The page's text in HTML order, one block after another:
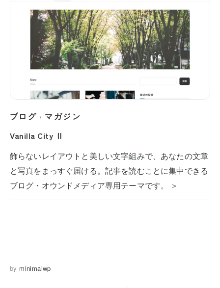
ブログ / マガジン
Vanilla City Ⅱ
飾らないレイアウトと美しい文字組みで、あなたの文章
と写真をまっすぐ届ける。記事を読むことに集中できる
ブログ・オウンドメディア専用テーマです。 ＞
by minimalwp